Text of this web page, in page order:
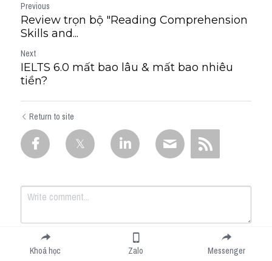
Previous
Review trọn bộ "Reading Comprehension
Skills and...
Next
IELTS 6.0 mất bao lâu & mất bao nhiêu
tiền?
Return to site
Khoá học Zalo Messenger